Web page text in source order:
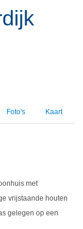
Foto's Kaart
met
vrijstaande houten
gelegen op een